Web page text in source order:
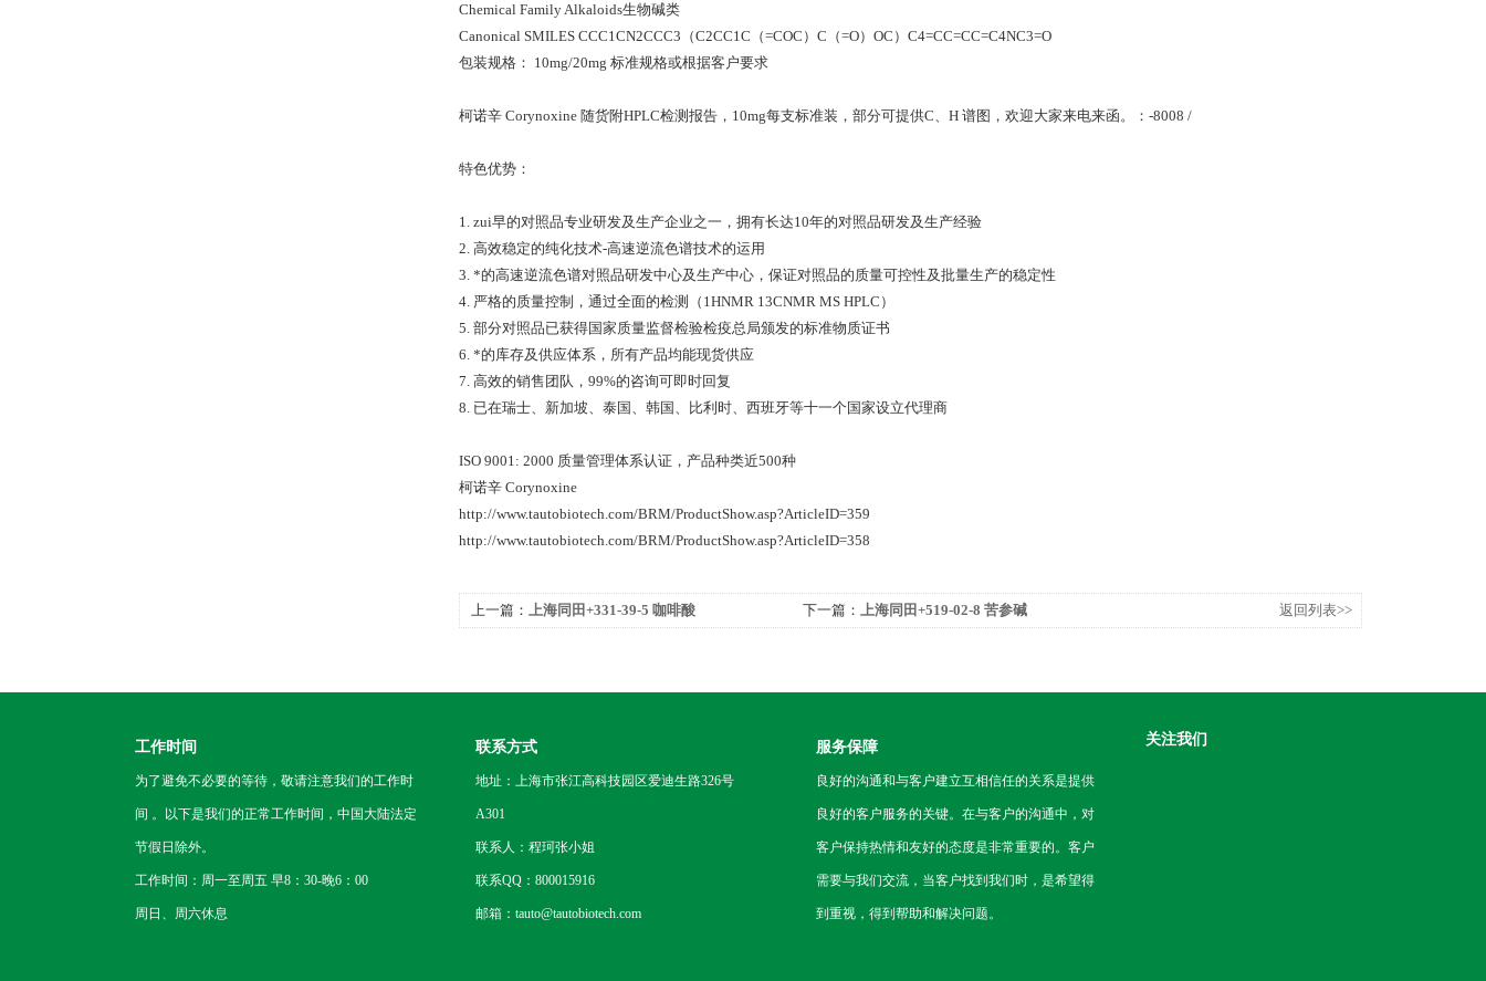
Chemical Family Alkaloids生物碱类
Canonical SMILES CCC1CN2CCC3（C2CC1C（=COC）C（=O）OC）C4=CC=CC=C4NC3=O
包装规格： 10mg/20mg 标准规格或根据客户要求
柯诺辛 Corynoxine 随货附HPLC检测报告，10mg每支标准装，部分可提供C、H 谱图，欢迎大家来电来函。：-8008 /
特色优势：
1. zui早的对照品专业研发及生产企业之一，拥有长达10年的对照品研发及生产经验
2. 高效稳定的纯化技术-高速逆流色谱技术的运用
3. *的高速逆流色谱对照品研发中心及生产中心，保证对照品的质量可控性及批量生产的稳定性
4. 严格的质量控制，通过全面的检测（1HNMR 13CNMR MS HPLC）
5. 部分对照品已获得国家质量监督检验检疫总局颁发的标准物质证书
6. *的库存及供应体系，所有产品均能现货供应
7. 高效的销售团队，99%的咨询可即时回复
8. 已在瑞士、新加坡、泰国、韩国、比利时、西班牙等十一个国家设立代理商
ISO 9001: 2000 质量管理体系认证，产品种类近500种
柯诺辛 Corynoxine
http://www.tautobiotech.com/BRM/ProductShow.asp?ArticleID=359
http://www.tautobiotech.com/BRM/ProductShow.asp?ArticleID=358
上一篇： 上海同田+331-39-5 咖啡酸 下一篇： 上海同田+519-02-8 苦参碱 返回列表>>
工作时间
为了避免不必要的等待，敬请注意我们的工作时
间 。以下是我们的正常工作时间，中国大陆法定
节假日除外。
工作时间：周一至周五 早8：30-晚6：00
周日、周六休息
联系方式
地址：上海市张江高科技园区爱迪生路326号
A301
联系人：程珂张小姐
联系QQ：800015916
邮箱：tauto@tautobiotech.com
服务保障
良好的沟通和与客户建立互相信任的关系是提供
良好的客户服务的关键。在与客户的沟通中，对
客户保持热情和友好的态度是非常重要的。客户
需要与我们交流，当客户找到我们时，是希望得
到重视，得到帮助和解决问题。
关注我们